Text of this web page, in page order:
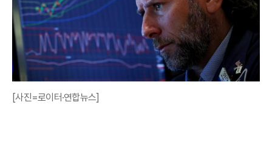
[사진=로이터·연합뉴스]